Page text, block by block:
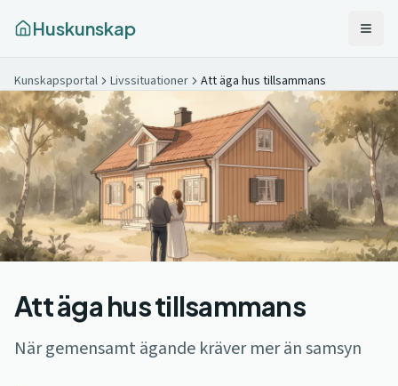
Huskunskap
Kunskapsportal Livssituationer Att äga hus tillsammans
Att äga hus tillsammans
När gemensamt ägande kräver mer än samsyn